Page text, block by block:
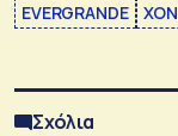
EVERGRANDE
Σχόλια